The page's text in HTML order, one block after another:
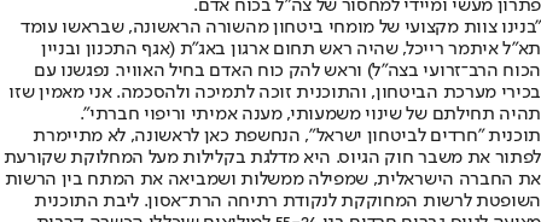
פתרון מעשי ומיידי למחסור של צה"ל בכוח אדם.
"בנינו צוות מקצועי של מומחי ביטחון מהשורה הראשונה, שבראשו עומד
תא"ל איתמר רייכל, שהיה ראש תחום ארגון באג"ת (אגף התכנון ובניין
הכוח הרב־זרועי בצה"ל) וראש להק כוח האדם בחיל האוויר. נפגשנו עם
בכירי מערכת הביטחון, והתוכנית זוכה לתמיכה ולהסכמה. אני מאמין שזו
תהיה תחילתם של שינוי משמעותי, מענה אמיתי וריפוי חברתי".
תוכנית "חרדים לביטחון ישראל", הנחשפת כאן לראשונה, לא מתיימרת
לפתור את משבר חוק הגיוס. היא מדלגת בקלילות מעל המחלוקת שקורעת
את החברה הישראלית, שמפילה ממשלות ושמביאה את המתח בין הרשות
השופטת לרשות המחוקקת לנקודת רתיחה הרת־אסון. ליבת התוכנית